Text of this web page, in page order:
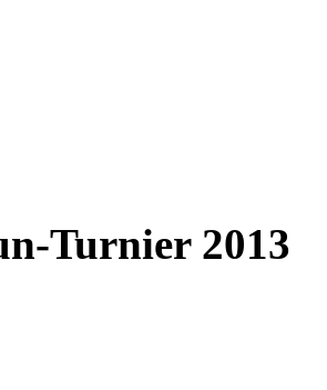
Turnier 2013